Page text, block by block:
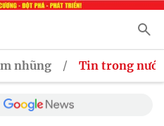
nhũng / Tin trong nước